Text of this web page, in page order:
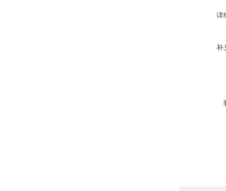
详
补